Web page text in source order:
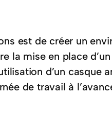
est de créer un
la mise en place
d’un casque
de travail à